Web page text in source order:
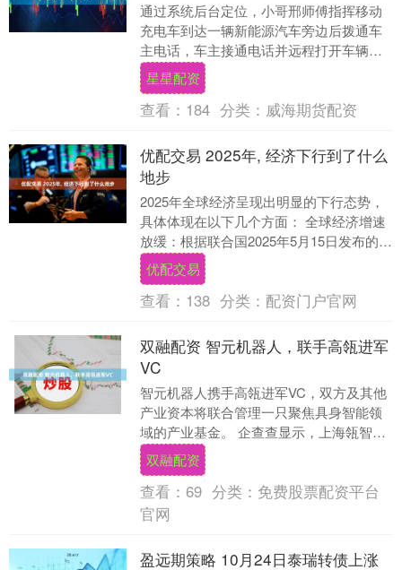
通过系统后台定位，小哥邢师傅指挥移动
充电车到达一辆新能源汽车旁边后拨通车
主电话，车主接通电话并远程打开车辆充
电口，邢师傅拔出充电枪开始给车辆充
电……9月5日晚上....
星星配资
查看： 184 分类： 威海期货配资
优配交易 2025年, 经济下行到了什么
地步
2025年全球经济呈现出明显的下行态势，
具体体现在以下几个方面： 全球经济增速
放缓：根据联合国2025年5月15日发布的
《2025年全球经济形势与前景年中更
新》....
优配交易
查看： 138 分类： 配资门户官网
双融配资 智元机器人，联手高瓴进军
VC
智元机器人携手高瓴进军VC，双方及其他
产业资本将联合管理一只聚焦具身智能领
域的产业基金。 企查查显示，上海瓴智新
创创业投资合伙企业（有限合伙）近日出
资方式变更，....
双融配资
查看： 69 分类： 免费股票配资平台
官网
盈远期策略 10月24日泰瑞转债上涨